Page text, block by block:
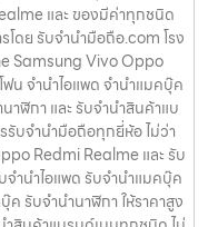
และ ของมีค่าทุกชนิด
โดย รับจํานํามือถือ.com โรง
Samsung Vivo Oppo
น จำนำไอแพด จำนำแมคบุ๊ค
าฬิกา และ รับจำนำสินค้าแบ
รับจำนำมือถือทุกยี่ห้อ ไม่ว่า
Redmi Realme และ รับ
จำนำไอแพด รับจำนำแมคบุ๊ค
รับจำนำนาฬิกา ให้ราคาสูง